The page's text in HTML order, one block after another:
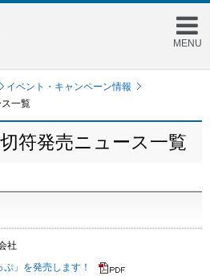
MENU
イベント・キャンペーン情報
一覧
符発売ニュース一覧
社
」を発売します！